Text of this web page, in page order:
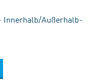
Innerhalb/Außerhalb-